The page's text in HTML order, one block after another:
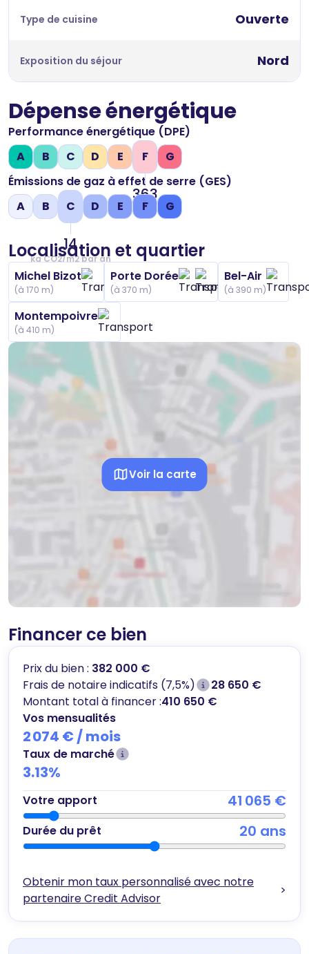
Type de cuisine Ouverte
Exposition du séjour Nord
Dépense énergétique
Performance énergétique (DPE)
A
B C D E F
363
kWh/m2 par an
G
Émissions de gaz à effet de serre (GES)
A
B C
14
kg CO2/m2 par an
D E F G
Localisation et quartier
Michel Bizot
(à 170 m)
Porte Dorée
(à 370 m)
Bel-Air
(à 390 m)
Montempoivre
(à 410 m)
Voir la carte
Financer ce bien
Prix du bien : 382 000 €
Frais de notaire indicatifs (7,5%)
28 650 €
Montant total à financer :410 650 €
Vos mensualités
2 074 € / mois
Taux de marché
3.13%
Votre apport 41 065 €
Durée du prêt 20 ans
Obtenir mon taux personnalisé avec notre
partenaire Credit Advisor
>